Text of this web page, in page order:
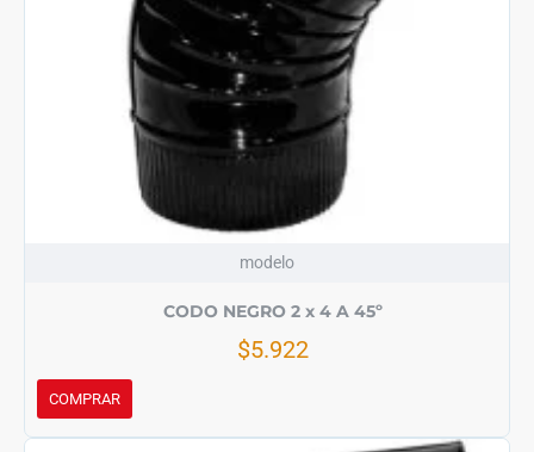
modelo
CODO NEGRO 2 x 4 A 45º
$5.922
COMPRAR